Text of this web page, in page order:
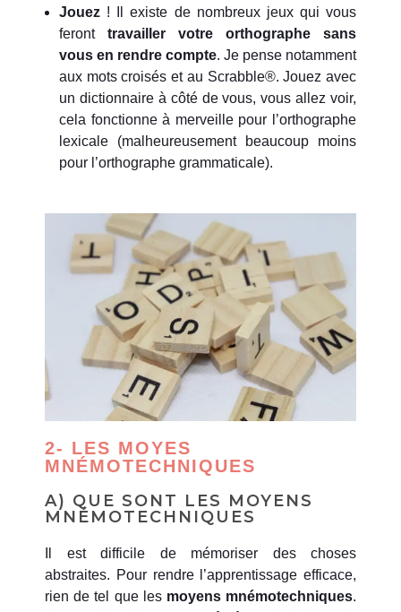
Jouez ! Il existe de nombreux jeux qui vous
feront travailler votre orthographe sans
vous en rendre compte. Je pense notamment
aux mots croisés et au Scrabble®. Jouez avec
un dictionnaire à côté de vous, vous allez voir,
cela fonctionne à merveille pour l’orthographe
lexicale (malheureusement beaucoup moins
pour l’orthographe grammaticale).
2- LES MOYES
MNÉMOTECHNIQUES
A) QUE SONT LES MOYENS
MNÉMOTECHNIQUES
Il est difficile de mémoriser des choses
abstraites. Pour rendre l’apprentissage efficace,
rien de tel que les moyens mnémotechniques.